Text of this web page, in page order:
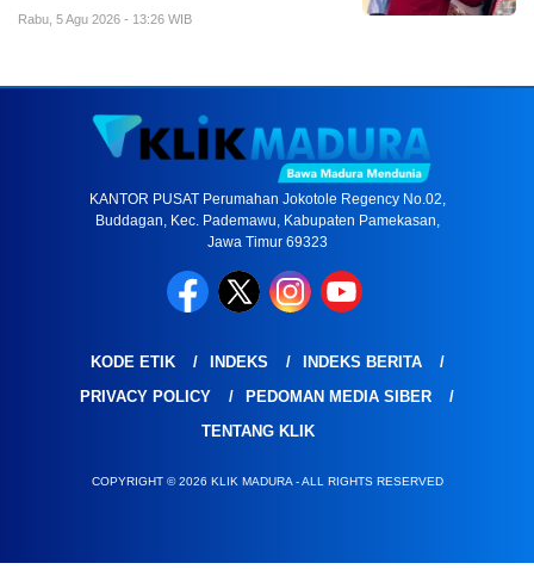
Rabu, 5 Agu 2026 - 13:26 WIB
KANTOR PUSAT Perumahan Jokotole Regency No.02,
Buddagan, Kec. Pademawu, Kabupaten Pamekasan,
Jawa Timur 69323
KODE ETIK INDEKS
INDEKS BERITA
PRIVACY POLICY
PEDOMAN MEDIA SIBER
TENTANG KLIK
COPYRIGHT © 2026 KLIK MADURA - ALL RIGHTS RESERVED